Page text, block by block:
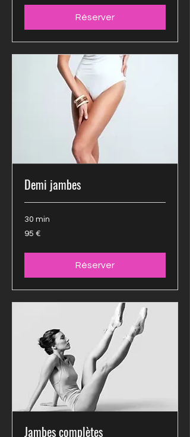
Réserver
Demi jambes
30 min
95 euros
95 €
Réserver
Jambes complètes